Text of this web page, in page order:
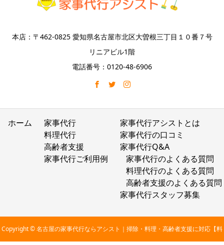
本店：〒462-0825 愛知県名古屋市北区大曽根三丁目１０番７号
リニアビル1階
電話番号：0120-48-6906
ホーム
家事代行
料理代行
高齢者支援
家事代行ご利用例
家事代行アシストとは
家事代行の口コミ
家事代行Q&A
家事代行のよくある質問
料理代行のよくある質問
高齢者支援のよくある質問
家事代行スタッフ募集
Copyright © 名古屋の家事代行ならアシスト｜掃除・料理・高齢者支援に対応【料